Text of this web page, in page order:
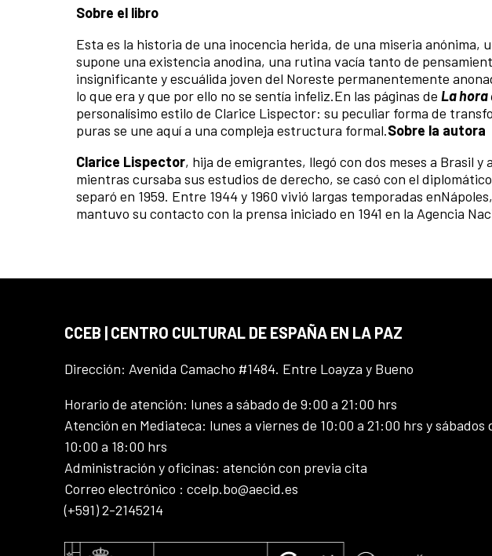
Sobre el libro
Esta es la historia de una inocencia herida, de una miseria anónima,
supone una existencia anodina, una rutina vacía tanto de
insignificante y escuálida joven del Noreste permanentemente
lo que era y que por ello no se sentía infeliz.En las páginas de La hora
personalísimo estilo de Clarice Lispector: su peculiar forma de
puras se une aquí a una compleja estructura formal.Sobre la autora
Clarice Lispector, hija de emigrantes, llegó con dos meses a Brasil y
mientras cursaba sus estudios de derecho, se casó con el diplomático
separó en 1959. Entre 1944 y 1960 vivió largas temporadas
mantuvo su contacto con la prensa iniciado en 1941 en la Agencia
CCEB | CENTRO CULTURAL DE ESPAÑA EN LA PAZ
Dirección: Avenida Camacho #1484. Entre Loayza y Bueno
Horario de atención: lunes a sábado de 9:00 a 21:00 hrs
Atención en Mediateca: lunes a viernes de 10:00 a 21:00 hrs y sábados
10:00 a 18:00 hrs
Administración y oficinas: atención con previa cita
Correo electrónico : ccelp.bo@aecid.es
(+591) 2-2145214